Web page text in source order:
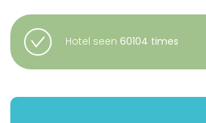
Hotel seen 60104 times